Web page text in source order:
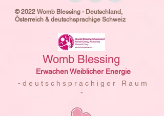
© 2022 Womb Blessing - Deutschland,
Österreich & deutschsprachige Schweiz
Womb Blessing
Erwachen Weiblicher Energie
- d e u t s c h s p r a c h i g e r R a u m
-